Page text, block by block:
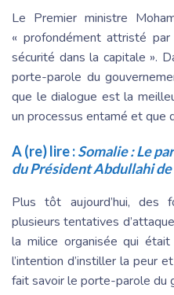
Le Premier ministre
« profondément attristé
sécurité dans la capitale ».
porte-parole du
que le dialogue est la
un processus entamé et que
A (re) lire :Somalie : Le
du Président Abdullahi de
Plus tôt aujourd’hui, des
plusieurs tentatives
la milice organisée qui
l’intention d’instiller la peur
fait savoir le porte-parole du